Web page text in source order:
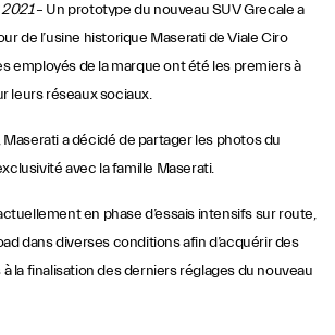
2021– Un prototype du nouveau SUV Grecale a
de l’usine historique Maserati de Viale Ciro
employés de la marque ont été les premiers à
leurs réseaux sociaux.
a décidé de partager les photos du
avec la famille Maserati.
en phase d’essais intensifs sur route,
dans diverses conditions afin d’acquérir des
la finalisation des derniers réglages du nouveau